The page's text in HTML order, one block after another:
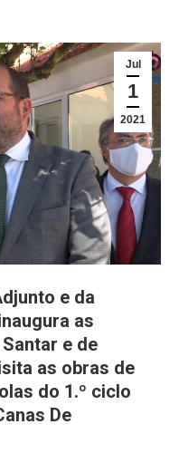
Jul
1
2021
e da
as
e de
as obras de
do 1.º ciclo
De